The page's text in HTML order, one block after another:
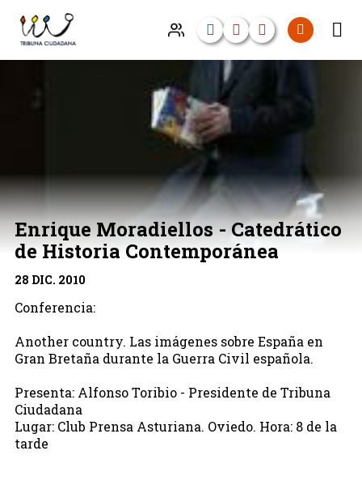
Enrique Moradiellos - Catedrático
de Historia Contemporánea
28 DIC. 2010
Conferencia:
Another country. Las imágenes sobre España en
Gran Bretaña durante la Guerra Civil española.
Presenta: Alfonso Toribio - Presidente de Tribuna
Ciudadana
Lugar: Club Prensa Asturiana. Oviedo. Hora: 8 de la
tarde